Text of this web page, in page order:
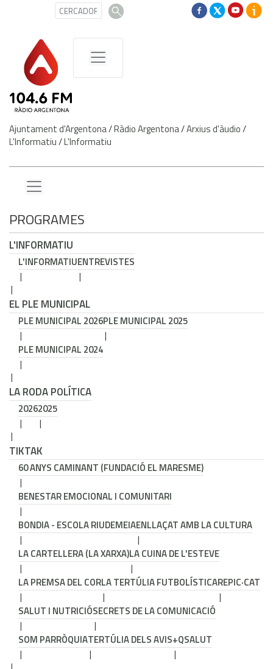
Ajuntament d'Argentona/Ràdio Argentona/Arxius d'àudio/
L'Informatiu/L'Informatiu
PROGRAMES
L'INFORMATIU
L'INFORMATIUENTREVISTES
EL PLE MUNICIPAL
PLE MUNICIPAL 2026PLE MUNICIPAL 2025
PLE MUNICIPAL 2024
LA RODA POLÍTICA
20262025
TIKTAK
60 ANYS CAMINANT (FUNDACIÓ EL MARESME)
BENESTAR EMOCIONAL I COMUNITARI
BONDIA - ESCOLA RIUDEMEIAENLLAÇAT AMB LA CULTURA
LA CARTELLERA (LA XARXA)LA CUINA DE L'ESTEVE
LA PREMSA DEL CORLA TERTÚLIA FUTBOLÍSTICAREPIC·CAT
SALUT I NUTRICIÓSECRETS DE LA COMUNICACIÓ
SOM PARRÒQUIATERTÚLIA DELS AVIS+QSALUT